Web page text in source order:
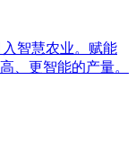
智慧农业。赋能
、更智能的产量。